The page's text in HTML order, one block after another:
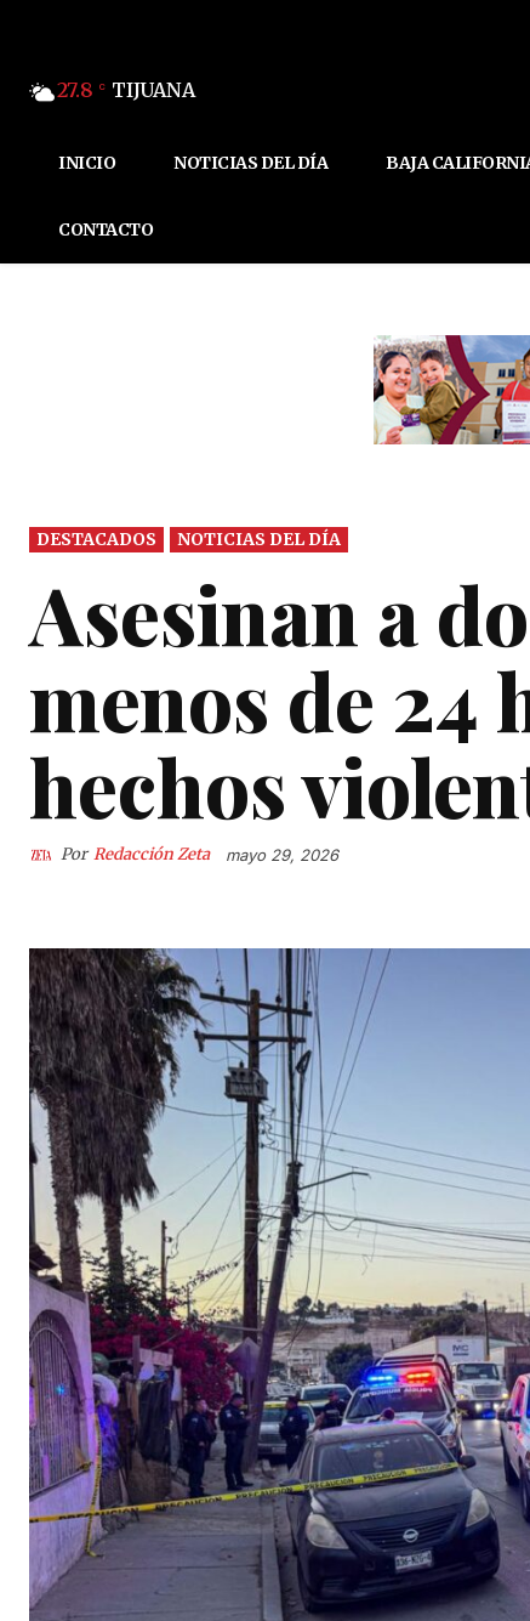
27.8 C TIJUANA
INICIO NOTICIAS DEL DÍA BAJA
CONTACTO
DESTACADOS NOTICIAS DEL DÍA
Asesinan a
menos de 24
hechos
Por Redacción Zeta mayo 29, 2026